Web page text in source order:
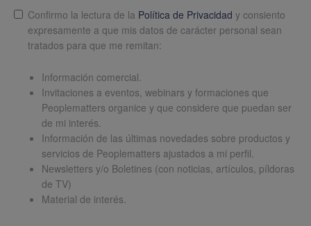
LopdConfirmo la lectura de la Política de Privacidad y consiento
expresamente a que mis datos de carácter personal sean
tratados para que me remitan:
Información comercial.
Invitaciones a eventos, webinars y formaciones que
Peoplematters organice y que considere que puedan ser
de mi interés.
Información de las últimas novedades sobre productos y
servicios de Peoplematters ajustados a mi perfil.
Newsletters y/o Boletines (con noticias, artículos, píldoras
de TV)
Material de interés.